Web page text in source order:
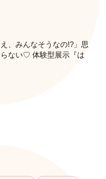
もチェック♪
え、みんなそうなの!?」思
ない♡ 体験型展示『は
きたレポ